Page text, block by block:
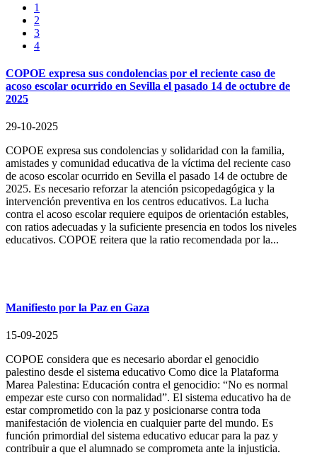
1
2
3
4
COPOE expresa sus condolencias por el reciente caso de
acoso escolar ocurrido en Sevilla el pasado 14 de octubre de
2025
29-10-2025
COPOE expresa sus condolencias y solidaridad con la familia,
amistades y comunidad educativa de la víctima del reciente caso
de acoso escolar ocurrido en Sevilla el pasado 14 de octubre de
2025. Es necesario reforzar la atención psicopedagógica y la
intervención preventiva en los centros educativos. La lucha
contra el acoso escolar requiere equipos de orientación estables,
con ratios adecuadas y la suficiente presencia en todos los niveles
educativos. COPOE reitera que la ratio recomendada por la...
Manifiesto por la Paz en Gaza
15-09-2025
COPOE considera que es necesario abordar el genocidio
palestino desde el sistema educativo Como dice la Plataforma
Marea Palestina: Educación contra el genocidio: “No es normal
empezar este curso con normalidad”. El sistema educativo ha de
estar comprometido con la paz y posicionarse contra toda
manifestación de violencia en cualquier parte del mundo. Es
función primordial del sistema educativo educar para la paz y
contribuir a que el alumnado se comprometa ante la injusticia.